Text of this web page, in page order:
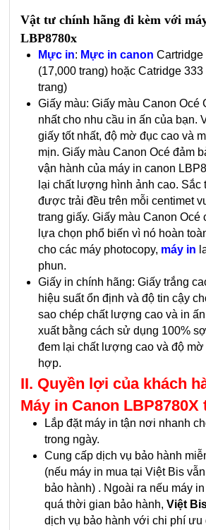
Vật tư chính hãng đi kèm với
LBP8780x
Mực in: Mực in canon Cartridge
(17,000 trang) hoặc Catridge 333
trang)
Giấy màu: Giấy màu Canon Océ
nhất cho nhu cầu in ấn của bạn.
giấy tốt nhất, độ mờ đục cao và
mịn. Giấy màu Canon Océ đảm
vận hành của máy in canon
lại chất lượng hình ảnh cao. Sắc
được trải đều trên mỗi centimet
trang giấy. Giấy màu Canon Océ
lựa chọn phổ biến vì nó hoàn
cho các máy photocopy, máy in
phun.
Giấy in chính hãng: Giấy trắng
hiệu suất ổn định và độ tin cậy
sao chép chất lượng cao và in
xuất bằng cách sử dụng 100%
đem lại chất lượng cao và độ mờ
hợp.
II. Quyền lợi của khách
Máy in Canon
Lắp đặt máy in tận nơi nhanh
trong ngày.
Cung cấp dịch vụ bảo hành
(nếu máy in mua tại Việt Bis
bảo hành) . Ngoài ra nếu máy
quá thời gian bảo hành, Việt
dịch vụ bảo hành với chi phí ưu